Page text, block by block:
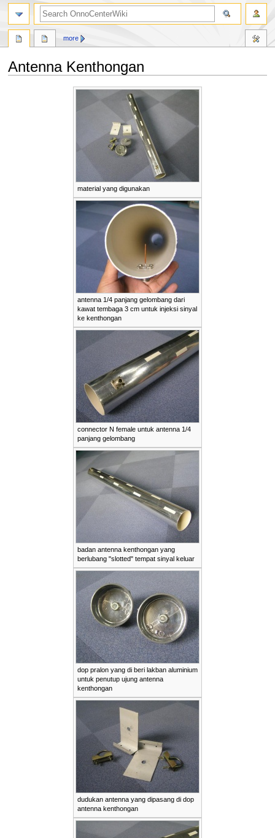
Antenna Kenthongan
material yang digunakan
antenna 1/4 panjang gelombang dari
kawat tembaga 3 cm untuk injeksi sinyal
ke kenthongan
connector N female untuk antenna 1/4
panjang gelombang
badan antenna kenthongan yang
berlubang "slotted" tempat sinyal keluar
dop pralon yang di beri lakban aluminium
untuk penutup ujung antenna
kenthongan
dudukan antenna yang dipasang di dop
antenna kenthongan
more
search